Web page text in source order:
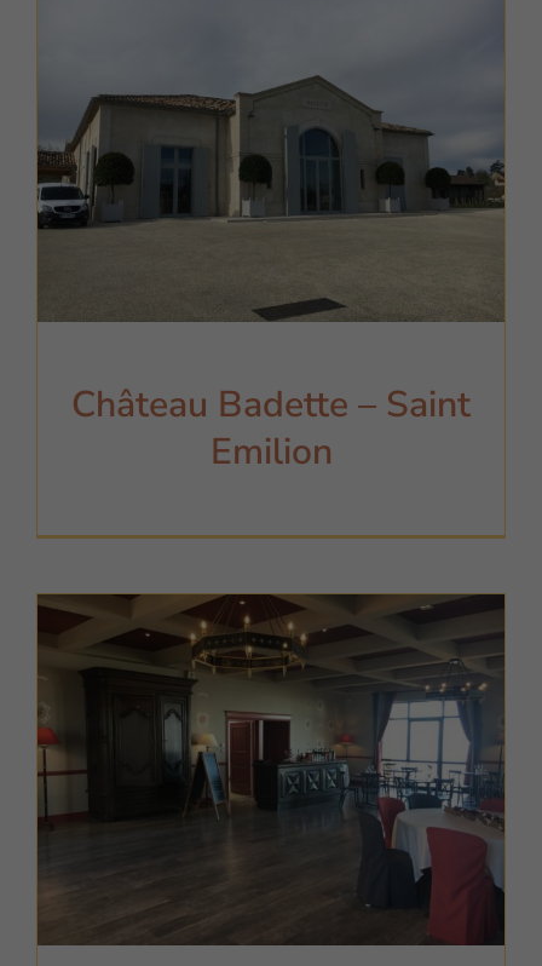
Château Badette – Saint
Emilion